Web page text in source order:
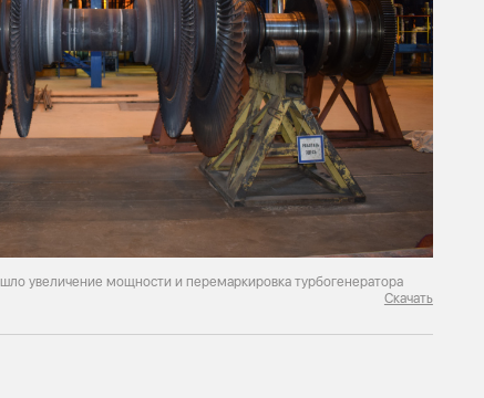
увеличение мощности и перемаркировка турбогенератора
Скачать